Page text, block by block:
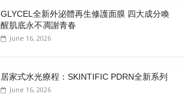
GLYCEL全新外泌體再生修護面膜 四大成分喚
醒肌底永不凋謝青春
June 16, 2026
居家式水光療程：SKINTIFIC PDRN全新系列
June 16, 2026